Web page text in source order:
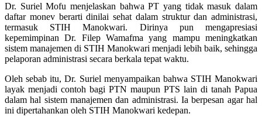
Dr. Suriel Mofu menjelaskan bahwa PT yang tidak masuk dalam
daftar monev berarti dinilai sehat dalam struktur dan administrasi,
termasuk STIH Manokwari. Dirinya pun mengapresiasi
kepemimpinan Dr. Filep Wamafma yang mampu meningkatkan
sistem manajemen di STIH Manokwari menjadi lebih baik, sehingga
pelaporan administrasi secara berkala tepat waktu.
Oleh sebab itu, Dr. Suriel menyampaikan bahwa STIH Manokwari
layak menjadi contoh bagi PTN maupun PTS lain di tanah Papua
dalam hal sistem manajemen dan administrasi. Ia berpesan agar hal
ini dipertahankan oleh STIH Manokwari kedepan.